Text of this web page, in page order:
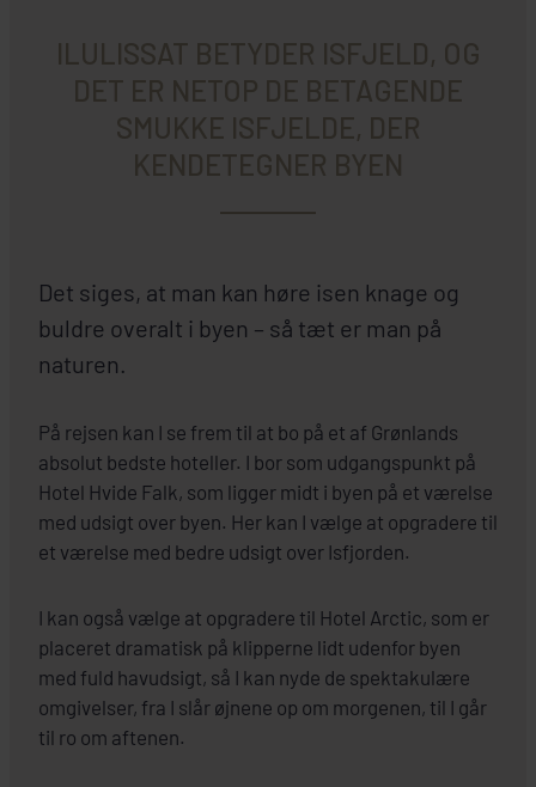
ILULISSAT BETYDER ISFJELD, OG
DET ER NETOP DE BETAGENDE
SMUKKE ISFJELDE, DER
KENDETEGNER BYEN
Det siges, at man kan høre isen knage og
buldre overalt i byen – så tæt er man på
naturen.
På rejsen kan I se frem til at bo på et af Grønlands
absolut bedste hoteller. I bor som udgangspunkt på
Hotel Hvide Falk, som ligger midt i byen på et værelse
med udsigt over byen. Her kan I vælge at opgradere til
et værelse med bedre udsigt over Isfjorden.
I kan også vælge at opgradere til Hotel Arctic, som er
placeret dramatisk på klipperne lidt udenfor byen
med fuld havudsigt, så I kan nyde de spektakulære
omgivelser, fra I slår øjnene op om morgenen, til I går
til ro om aftenen.